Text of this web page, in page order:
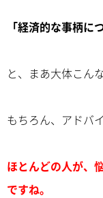
「経済的な事柄に
と、まあ大体こん
もちろん、アドバ
ほとんどの人が、
ですね。